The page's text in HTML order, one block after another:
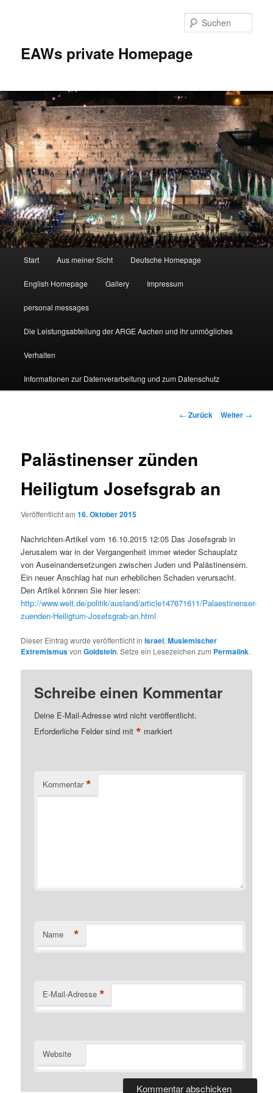
EAWs private Homepage
Start Aus meiner Sicht Deutsche Homepage
English Homepage Gallery Impressum
personal messages
Die Leistungsabteilung der ARGE Aachen und ihr unmögliches
Verhalten
Informationen zur Datenverarbeitung und zum Datenschutz
Beitragsnavigation
← Zurück Weiter →
Palästinenser zünden
Heiligtum Josefsgrab an
Veröffentlicht am16. Oktober 2015
Nachrichten-Artikel vom 16.10.2015 12:05 Das Josefsgrab in
Jerusalem war in der Vergangenheit immer wieder Schauplatz
von Auseinandersetzungen zwischen Juden und Palästinensern.
Ein neuer Anschlag hat nun erheblichen Schaden verursacht.
Den Artikel können Sie hier lesen:
http://www.welt.de/politik/ausland/article147671611/Palaestinenser-
zuenden-Heiligtum-Josefsgrab-an.html
Dieser Eintrag wurde veröffentlicht inIsrael,Muslemischer
ExtremismusvonGoldstein. Setze ein Lesezeichen zum Permalink.
Schreibe einen Kommentar
Deine E-Mail-Adresse wird nicht veröffentlicht.
Erforderliche Felder sind mit* markiert
Kommentar *
Name *
E-Mail-Adresse *
Website